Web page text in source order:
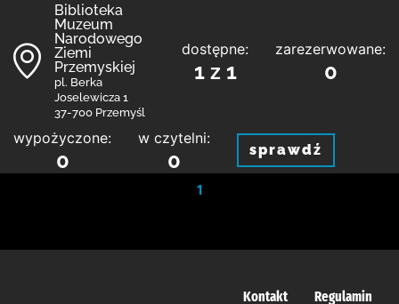
Biblioteka
Muzeum
Narodowego
Ziemi
Przemyskiej
pl. Berka
Joselewicza 1
37-700 Przemyśl
dostępne:
1 z 1
zarezerwowane:
0
wypożyczone:
0
w czytelni:
0 sprawdź
1
Kontakt Regulamin